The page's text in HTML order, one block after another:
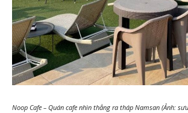
Noop Cafe – Quán cafe nhìn thẳng ra tháp Namsan (Ảnh: